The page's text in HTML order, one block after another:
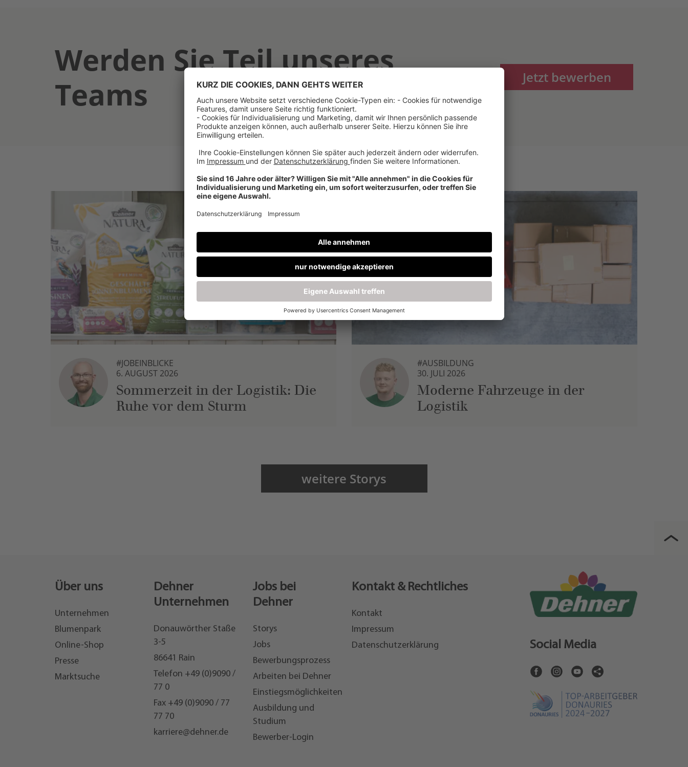
Werden Sie Teil unseres
Teams
Jetzt bewerben
#JOBEINBLICKE
6. AUGUST 2026
Sommerzeit in der Logistik: Die
Ruhe vor dem Sturm
#AUSBILDUNG
30. JULI 2026
Moderne Fahrzeuge in der
Logistik
weitere Storys
Über uns
Unternehmen
Blumenpark
Online-Shop
Presse
Marktsuche
Dehner
Unternehmen
Donauwörther Staße
3-5
86641 Rain
Telefon +49 (0)9090 /
77 0
Fax +49 (0)9090 / 77
77 70
karriere@dehner.de
Jobs bei
Dehner
Storys
Jobs
Bewerbungsprozess
Arbeiten bei Dehner
Einstiegsmöglichkeiten
Ausbildung und
Studium
Bewerber-Login
Kontakt & Rechtliches
Kontakt
Impressum
Datenschutzerklärung
Social Media